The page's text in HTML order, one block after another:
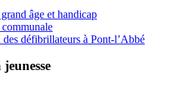
âge et handicap
défibrillateurs à Pont-l’Abbé
jeunesse